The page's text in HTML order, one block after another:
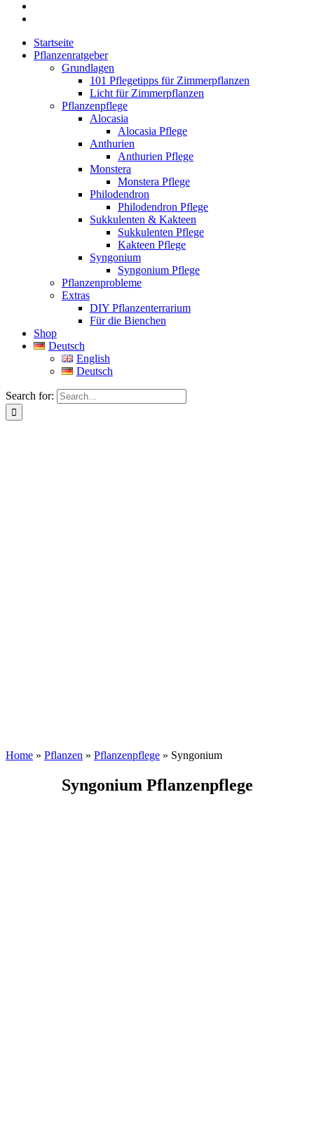
Startseite
Pflanzenratgeber
Grundlagen
101 Pflegetipps für Zimmerpflanzen
Licht für Zimmerpflanzen
Pflanzenpflege
Alocasia
Alocasia Pflege
Anthurien
Anthurien Pflege
Monstera
Monstera Pflege
Philodendron
Philodendron Pflege
Sukkulenten & Kakteen
Sukkulenten Pflege
Kakteen Pflege
Syngonium
Syngonium Pflege
Pflanzenprobleme
Extras
DIY Pflanzenterrarium
Für die Bienchen
Shop
Deutsch
English
Deutsch
Search for:
Home » Pflanzen » Pflanzenpflege » Syngonium
Syngonium Pflanzenpflege